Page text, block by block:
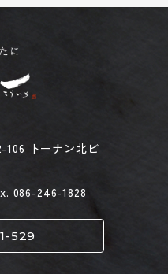
106 トーナン北ビ
086-246-1828
529